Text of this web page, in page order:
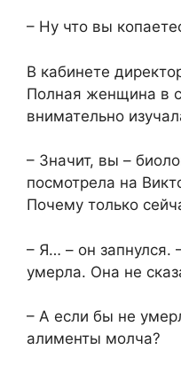
– Ну что вы
В кабинете
Полная женщина в
внимательно
– Значит, вы –
посмотрела на
Почему только
– Я… – он запнулся.
умерла. Она не
– А если бы не
алименты молча?